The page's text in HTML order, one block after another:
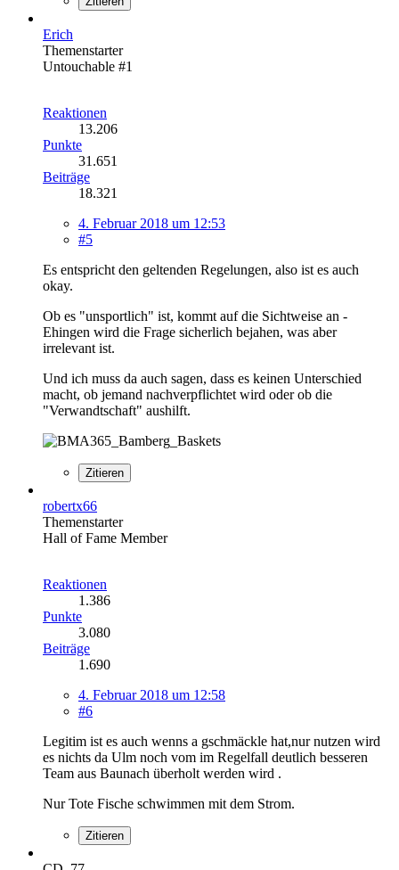
Erich
Themenstarter
Untouchable #1
Reaktionen
13.206
Punkte
31.651
Beiträge
18.321
4. Februar 2018 um 12:53
#5
Es entspricht den geltenden Regelungen, also ist es auch
okay.
Ob es "unsportlich" ist, kommt auf die Sichtweise an -
Ehingen wird die Frage sicherlich bejahen, was aber
irrelevant ist.
Und ich muss da auch sagen, dass es keinen Unterschied
macht, ob jemand nachverpflichtet wird oder ob die
"Verwandtschaft" aushilft.
Zitieren
robertx66
Themenstarter
Hall of Fame Member
Reaktionen
1.386
Punkte
3.080
Beiträge
1.690
4. Februar 2018 um 12:58
#6
Legitim ist es auch wenns a gschmäckle hat,nur nutzen wird
es nichts da Ulm noch vom im Regelfall deutlich besseren
Team aus Baunach überholt werden wird .
Nur Tote Fische schwimmen mit dem Strom.
Zitieren